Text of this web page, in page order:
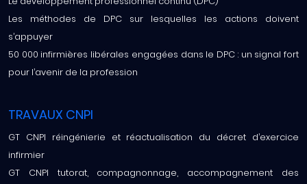
Les méthodes de DPC sur lesquelles les actions doivent
s’appuyer
50 000 infirmières libérales engagées dans le DPC : un signal fort
pour l’avenir de la profession
TRAVAUX CNPI
GT CNPI réingénierie et réactualisation du décret d’exercice
infirmier
GT CNPI tutorat, compagnonnage, accompagnement des